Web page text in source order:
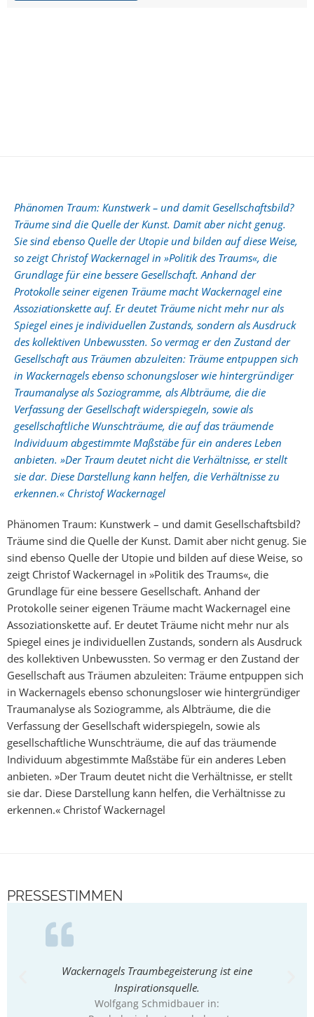
Phänomen Traum: Kunstwerk – und damit Gesellschaftsbild?
Träume sind die Quelle der Kunst. Damit aber nicht genug.
Sie sind ebenso Quelle der Utopie und bilden auf diese Weise,
so zeigt Christof Wackernagel in »Politik des Traums«, die
Grundlage für eine bessere Gesellschaft. Anhand der
Protokolle seiner eigenen Träume macht Wackernagel eine
Assoziationskette auf. Er deutet Träume nicht mehr nur als
Spiegel eines je individuellen Zustands, sondern als Ausdruck
des kollektiven Unbewussten. So vermag er den Zustand der
Gesellschaft aus Träumen abzuleiten: Träume entpuppen sich
in Wackernagels ebenso schonungsloser wie hintergründiger
Traumanalyse als Soziogramme, als Albträume, die die
Verfassung der Gesellschaft widerspiegeln, sowie als
gesellschaftliche Wunschträume, die auf das träumende
Individuum abgestimmte Maßstäbe für ein anderes Leben
anbieten. »Der Traum deutet nicht die Verhältnisse, er stellt
sie dar. Diese Darstellung kann helfen, die Verhältnisse zu
erkennen.« Christof Wackernagel
Phänomen Traum: Kunstwerk – und damit Gesellschaftsbild?
Träume sind die Quelle der Kunst. Damit aber nicht genug. Sie
sind ebenso Quelle der Utopie und bilden auf diese Weise, so
zeigt Christof Wackernagel in »Politik des Traums«, die
Grundlage für eine bessere Gesellschaft. Anhand der
Protokolle seiner eigenen Träume macht Wackernagel eine
Assoziationskette auf. Er deutet Träume nicht mehr nur als
Spiegel eines je individuellen Zustands, sondern als Ausdruck
des kollektiven Unbewussten. So vermag er den Zustand der
Gesellschaft aus Träumen abzuleiten: Träume entpuppen sich
in Wackernagels ebenso schonungsloser wie hintergründiger
Traumanalyse als Soziogramme, als Albträume, die die
Verfassung der Gesellschaft widerspiegeln, sowie als
gesellschaftliche Wunschträume, die auf das träumende
Individuum abgestimmte Maßstäbe für ein anderes Leben
anbieten. »Der Traum deutet nicht die Verhältnisse, er stellt
sie dar. Diese Darstellung kann helfen, die Verhältnisse zu
erkennen.« Christof Wackernagel
PRESSESTIMMEN
Wackernagels Traumbegeisterung ist eine
Inspirationsquelle.
Wolfgang Schmidbauer in: